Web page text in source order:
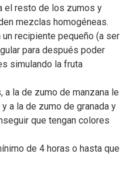
el resto de los zumos y
mezclas homogéneas.
recipiente pequeño (a ser
para después poder
simulando la fruta
la de zumo de manzana le
a la de zumo de granada y
que tengan colores
de 4 horas o hasta que